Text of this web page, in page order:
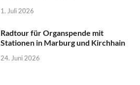
1. Juli 2026
Radtour für Organspende mit
Stationen in Marburg und Kirchhain
24. Juni 2026